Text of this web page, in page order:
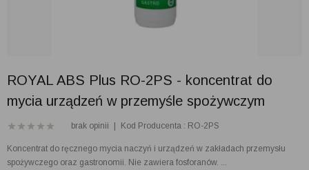
ROYAL ABS Plus RO-2PS - koncentrat do
mycia urządzeń w przemyśle spożywczym
brak opinii Kod Producenta : RO-2PS
Koncentrat do ręcznego mycia naczyń i urządzeń w zakładach przemysłu
spożywczego oraz gastronomii. Nie zawiera fosforanów. ...